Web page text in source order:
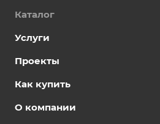
Каталог
Услуги
Проекты
Как купить
О компании